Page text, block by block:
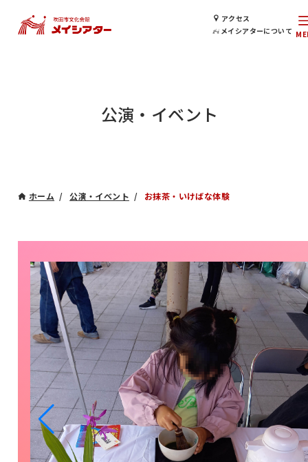
アクセス
メイシアターについて
公演・イベント
ホーム 公演・イベント お抹茶・いけばな体験